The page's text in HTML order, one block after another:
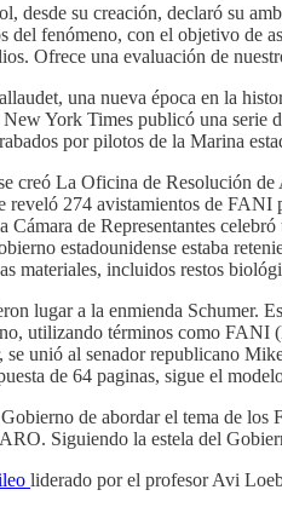
desde su creación, declaró su
del fenómeno, con el objetivo de
Ofrece una evaluación de
una nueva época en la
York Times publicó una serie
por pilotos de la Marina
creó La Oficina de Resolución
reveló 274 avistamientos de FANI
Cámara de Representantes
estadounidense estaba
materiales, incluidos restos
lugar a la enmienda Schumer.
utilizando términos como
se unió al senador republicano
de 64 paginas, sigue el
de abordar el tema de los
Siguiendo la estela del
liderado por el profesor Avi